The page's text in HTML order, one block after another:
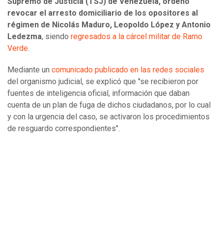
revocar el arresto domiciliario de los opositores al
régimen de Nicolás Maduro, Leopoldo López y Antonio
Ledezma, siendo regresados a la cárcel militar de Ramo
Verde.
Mediante un comunicado publicado en las redes sociales
del organismo judicial, se explicó que "se recibieron por
fuentes de inteligencia oficial, información que daban
cuenta de un plan de fuga de dichos ciudadanos, por lo cual
y con la urgencia del caso, se activaron los procedimientos
de resguardo correspondientes".